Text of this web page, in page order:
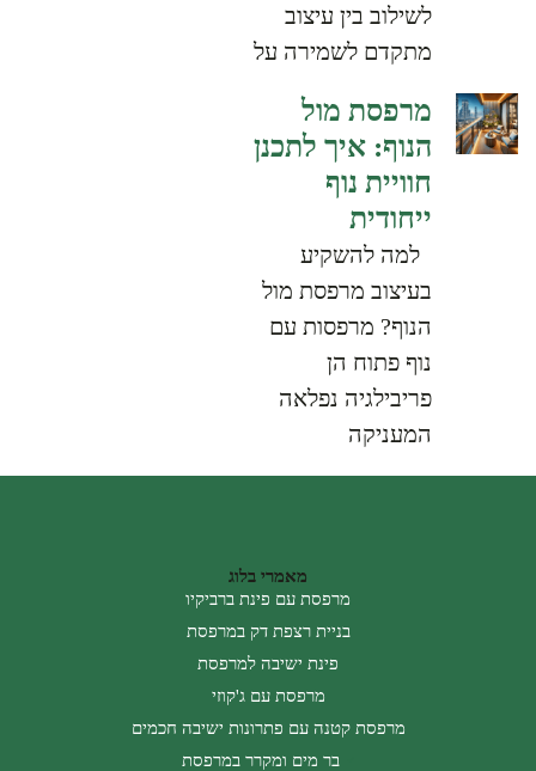
לשילוב בין עיצוב
מתקדם לשמירה על
מרפסת מול
הנוף: איך לתכנן
חוויית נוף
ייחודית
למה להשקיע
בעיצוב מרפסת מול
הנוף? מרפסות עם
נוף פתוח הן
פריבילגיה נפלאה
המעניקה
מאמרי בלוג
מרפסת עם פינת ברביקיו
בניית רצפת דק במרפסת
פינת ישיבה למרפסת
מרפסת עם ג'קוזי
מרפסת קטנה עם פתרונות ישיבה חכמים
בר מים ומקרר במרפסת